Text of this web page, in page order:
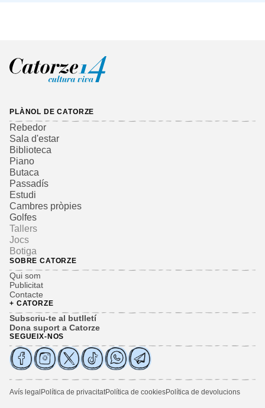
PLÀNOL DE CATORZE
Rebedor
Sala d'estar
Biblioteca
Piano
Butaca
Passadís
Estudi
Cambres pròpies
Golfes
Tallers
Jocs
Botiga
SOBRE CATORZE
Qui som
Publicitat
Contacte
+ CATORZE
Subscriu-te al butlletí
Dona suport a Catorze
SEGUEIX-NOS
Avís legal Política de privacitatPolítica de cookiesPolítica de devolucions